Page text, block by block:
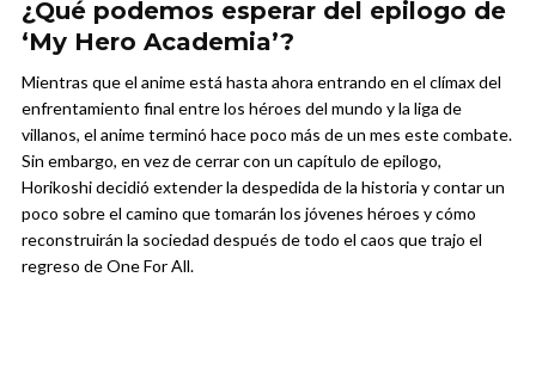
¿Qué podemos esperar del epilogo de
‘My Hero Academia’?
Mientras que el anime está hasta ahora entrando en el clímax del
enfrentamiento final entre los héroes del mundo y la liga de
villanos, el anime terminó hace poco más de un mes este combate.
Sin embargo, en vez de cerrar con un capítulo de epilogo,
Horikoshi decidió extender la despedida de la historia y contar un
poco sobre el camino que tomarán los jóvenes héroes y cómo
reconstruirán la sociedad después de todo el caos que trajo el
regreso de One For All.